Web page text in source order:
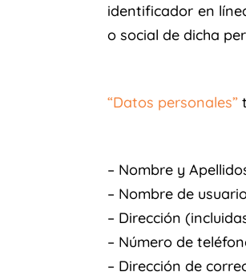
identificador en
o social de dicha
“Datos personales”
– Nombre y
– Nombre de
– Dirección
– Número de
– Dirección de